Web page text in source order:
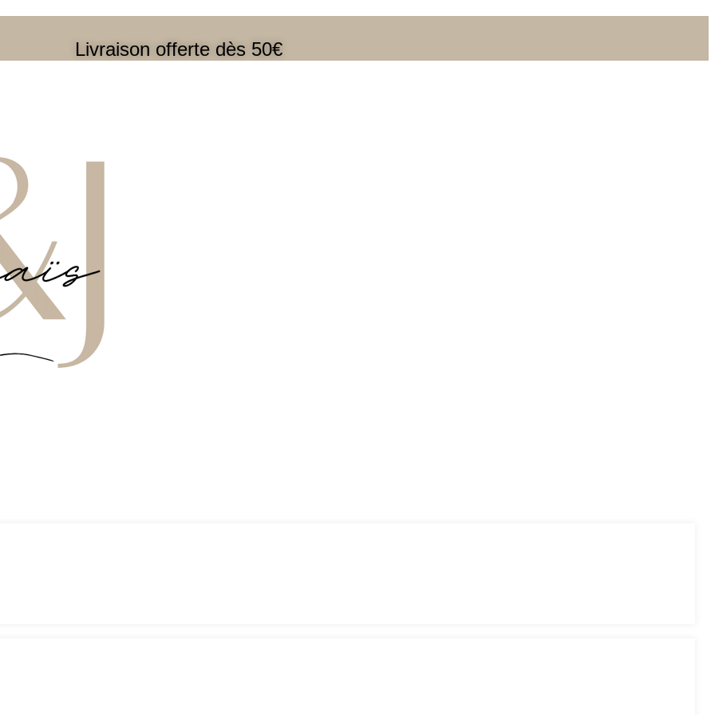
Livraison offerte dès 50€